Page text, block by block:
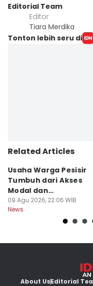
Editorial Team
Editor
Tiara Merdika
Tonton lebih seru di
Related Articles
Usaha Warga Pesisir
Tumbuh dari Akses
Modal dan
Pendampingan
09 Agu 2026, 22:06 WIB
News
About UsEditorial